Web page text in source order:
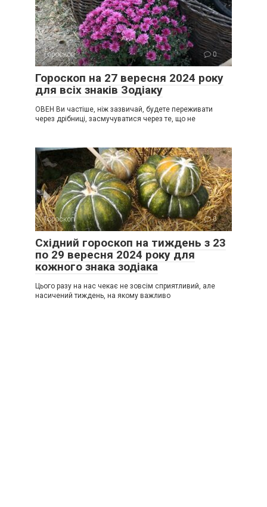
Гороскоп 0
Гороскоп на 27 вересня 2024 року
для всіх знаків Зодіаку
ОВЕН Ви частіше, ніж зазвичай, будете переживати
через дрібниці, засмучуватися через те, що не
Гороскоп 0
Східний гороскоп на тиждень з 23
по 29 вересня 2024 року для
кожного знака зодіака
Цього разу на нас чекає не зовсім сприятливий, але
насичений тиждень, на якому важливо